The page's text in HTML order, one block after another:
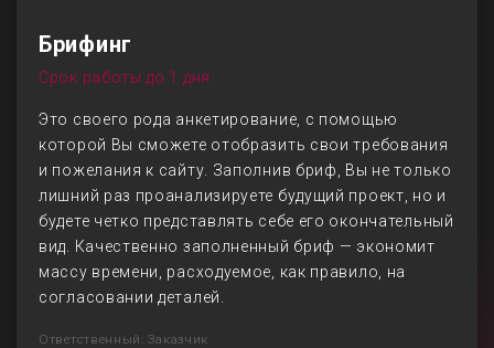
Брифинг
Срок работы до 1 дня
Это своего рода анкетирование, с помощью
которой Вы сможете отобразить свои требования
и пожелания к сайту. Заполнив бриф, Вы не только
лишний раз проанализируете будущий проект, но и
будете четко представлять себе его окончательный
вид. Качественно заполненный бриф — экономит
массу времени, расходуемое, как правило, на
согласовании деталей.
Ответственный: Заказчик